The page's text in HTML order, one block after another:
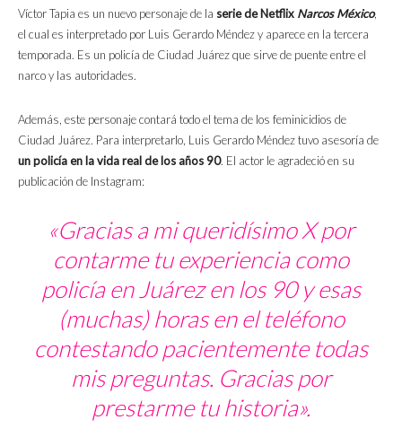
Víctor Tapia es un nuevo personaje de la serie de Netflix Narcos México,
el cual es interpretado por Luis Gerardo Méndez y aparece en la tercera
temporada. Es un policía de Ciudad Juárez que sirve de puente entre el
narco y las autoridades.
Además, este personaje contará todo el tema de los feminicidios de
Ciudad Juárez. Para interpretarlo, Luis Gerardo Méndez tuvo asesoría de
un policía en la vida real de los años 90. El actor le agradeció en su
publicación de Instagram:
«Gracias a mi queridísimo X por
contarme tu experiencia como
policía en Juárez en los 90 y esas
(muchas) horas en el teléfono
contestando pacientemente todas
mis preguntas. Gracias por
prestarme tu historia».